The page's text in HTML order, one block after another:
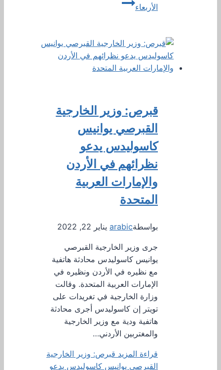
الأربعاء
قبرص: وزير الخارجية
القبرصي يوانيس
كاسوليدس يدعو
نظرائهم في الأردن
والإمارات العربية
المتحدة
بواسطةarabic يناير 22, 2022
جرى وزير الخارجية القبرصي
يوانيس كاسوليدس محادثة هاتفية
مع نظيره في الأردن ونظيره في
الإمارات العربية المتحدة. وقالت
وزارة الخارجية في تغريدات على
تويتر إن كاسوليدس أجرى محادثة
هاتفية ودية مع وزير الخارجية
والمغتربين الأردني…
قراءة المزيد قبرص: وزير الخارجية
القبرصي يوانيس كاسوليدس يدعو